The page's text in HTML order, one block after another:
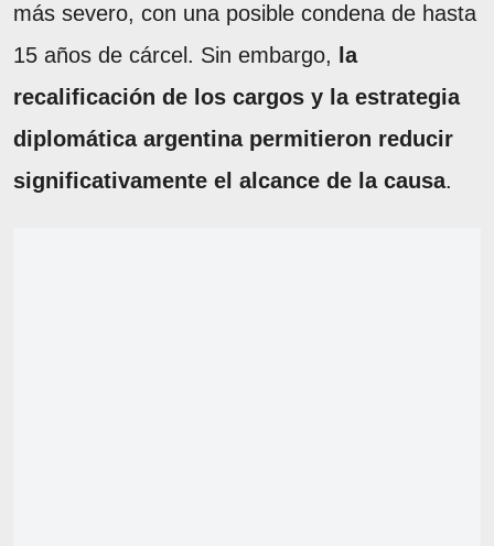
más severo, con una posible condena de hasta
15 años de cárcel. Sin embargo,
la
recalificación de los cargos y la estrategia
diplomática argentina permitieron reducir
significativamente el alcance de la causa.